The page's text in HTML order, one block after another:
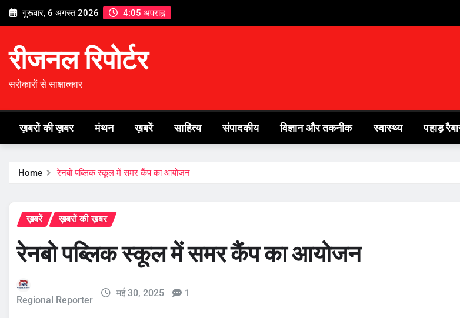
Skip
गुरूवार, 6 अगस्त 2026 4:05 अपराह्न
रीजनल रिपोर्टर
सरोकारों से साक्षात्कार
ख़बरों की ख़बर मंथन ख़बरें साहित्य संपादकीय विज्ञान और तकनीक स्वास्थ्य पहाड़
Home रेनबो पब्लिक स्कूल में समर कैंप का आयोजन
ख़बरें ख़बरों की ख़बर
रेनबो पब्लिक स्कूल में समर कैंप का आयोजन
Regional Reporter
मई 30, 2025 1